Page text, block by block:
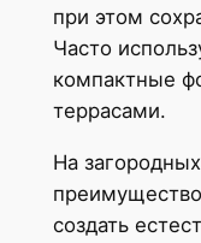
при этом
Часто
компактные
террасами.
На
создать